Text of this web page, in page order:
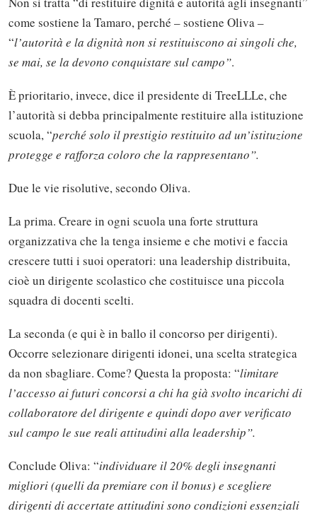
come sostiene la Tamaro, perché – sostiene Oliva –
“l’autorità e la dignità non si restituiscono ai singoli che,
se mai, se la devono conquistare sul campo”.
È prioritario, invece, dice il presidente di TreeLLLe, che
l’autorità si debba principalmente restituire alla istituzione
scuola, “perché solo il prestigio restituito ad un’istituzione
protegge e rafforza coloro che la rappresentano”.
Due le vie risolutive, secondo Oliva.
La prima. Creare in ogni scuola una forte struttura
organizzativa che la tenga insieme e che motivi e faccia
crescere tutti i suoi operatori: una leadership distribuita,
cioè un dirigente scolastico che costituisce una piccola
squadra di docenti scelti.
La seconda (e qui è in ballo il concorso per dirigenti).
Occorre selezionare dirigenti idonei, una scelta strategica
da non sbagliare. Come? Questa la proposta: “limitare
l’accesso ai futuri concorsi a chi ha già svolto incarichi di
collaboratore del dirigente e quindi dopo aver verificato
sul campo le sue reali attitudini alla leadership”.
Conclude Oliva: “individuare il 20% degli insegnanti
migliori (quelli da premiare con il bonus) e scegliere
dirigenti di accertate attitudini sono condizioni essenziali